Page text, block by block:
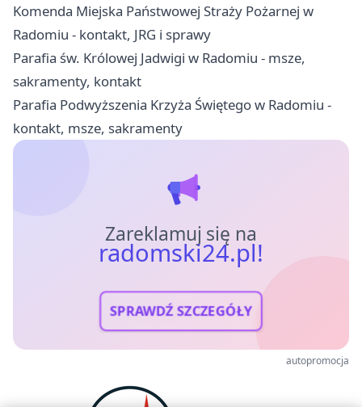
Komenda Miejska Państwowej Straży Pożarnej w
Radomiu - kontakt, JRG i sprawy
Parafia św. Królowej Jadwigi w Radomiu - msze,
sakramenty, kontakt
Parafia Podwyższenia Krzyża Świętego w Radomiu -
kontakt, msze, sakramenty
Zareklamuj się na
radomski24.pl!
SPRAWDŹ SZCZEGÓŁY
autopromocja